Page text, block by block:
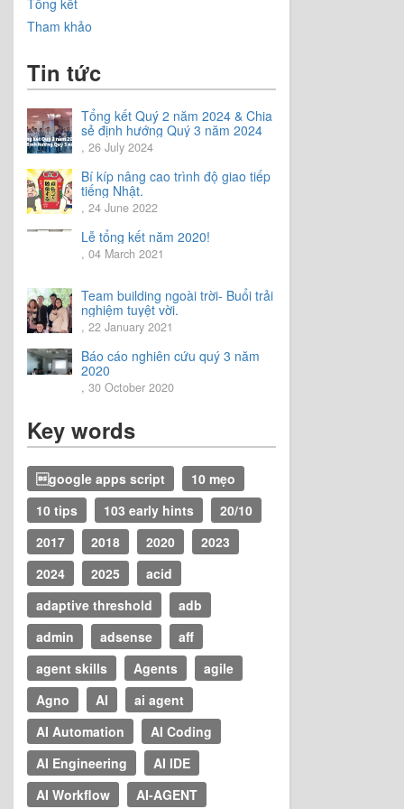
Tham khảo
Tin tức
Tổng kết Quý 2 năm 2024 & Chia
sẻ định hướng Quý 3 năm 2024
, 26 July 2024
Bí kíp nâng cao trình độ giao tiếp
tiếng Nhật.
, 24 June 2022
Lễ tổng kết năm 2020!
, 04 March 2021
Team building ngoài trời- Buổi trải
nghiệm tuyệt vời.
, 22 January 2021
Báo cáo nghiên cứu quý 3 năm
2020
, 30 October 2020
Key words
google apps script
10 mẹo
10 tips
103 early hints
20/10
2017
2018 2020
2023
2024
2025
acid
adaptive threshold
adb
admin
adsense
aff
agent skills
Agents
agile
Agno
AI
ai agent
AI Automation
AI Coding
AI Engineering
AI IDE
AI Workflow
AI-AGENT